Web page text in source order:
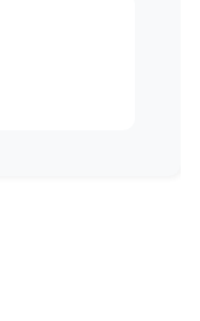
completa de
Academia